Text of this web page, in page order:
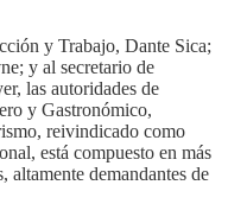
y Trabajo, Dante Sica;
y al secretario de
las autoridades de
y Gastronómico,
reivindicado como
está compuesto en más
altamente demandantes de